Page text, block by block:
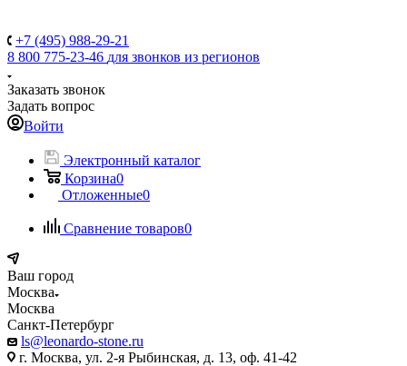
+7 (495) 988-29-21
8 800 775-23-46 для звонков из регионов
Заказать звонок
Задать вопрос
Войти
Электронный каталог
Корзина0
Отложенные0
Сравнение товаров0
Ваш город
Москва
Москва
Санкт-Петербург
ls@leonardo-stone.ru
г. Москва, ул. 2-я Рыбинская, д. 13, оф. 41-42